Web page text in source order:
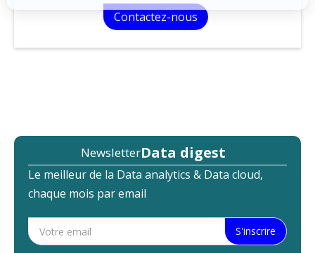
NewsletterData digest
Le meilleur de la Data analytics & Data cloud,
chaque mois par email